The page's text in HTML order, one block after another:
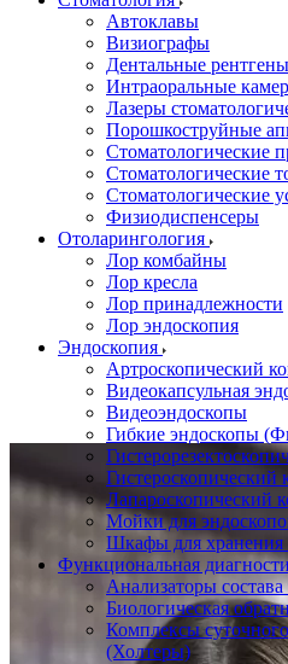
Автоклавы
Визиографы
Дентальные рентгены
Интраоральные
Лазеры
Порошкоструйные
Стоматологические
Стоматологические
Стоматологические
Физиодиспенсеры
Отоларингология
Лор комбайны
Лор кресла
Лор принадлежности
Лор эндоскопия
Эндоскопия
Артроскопический
Видеокапсульная
Видеоэндоскопы
Гибкие эндоскопы
Гистероскопический
Лапароскопический
Мойки для
Шкафы для хранения
Функциональная
Анализаторы состава
Биологическая
Комплексы
(Холтеры)